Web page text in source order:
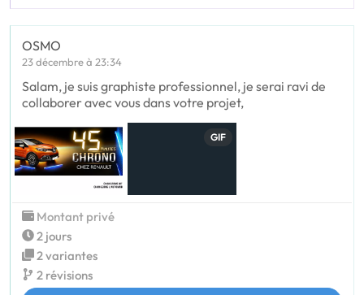
OSMO
23 décembre à 23:34
Salam, je suis graphiste professionnel, je serai ravi de
collaborer avec vous dans votre projet,
GIF
Montant privé
2 jours
2 variantes
2 révisions